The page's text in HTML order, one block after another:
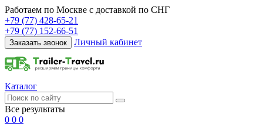
Работаем по Москве с доставкой по СНГ
+79 (77) 428-65-21
+79 (77) 152-66-51
Заказать звонок Личный кабинет
Каталог
Все результаты
0 0 0